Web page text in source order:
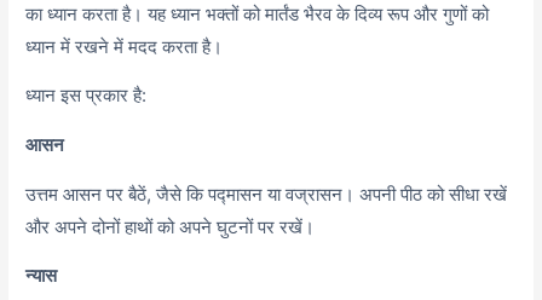
का ध्यान करता है। यह ध्यान भक्तों को मार्तंड भैरव के दिव्य रूप और गुणों को
ध्यान में रखने में मदद करता है।
ध्यान इस प्रकार है:
आसन
उत्तम आसन पर बैठें, जैसे कि पद्मासन या वज्रासन। अपनी पीठ को सीधा रखें
और अपने दोनों हाथों को अपने घुटनों पर रखें।
न्यास